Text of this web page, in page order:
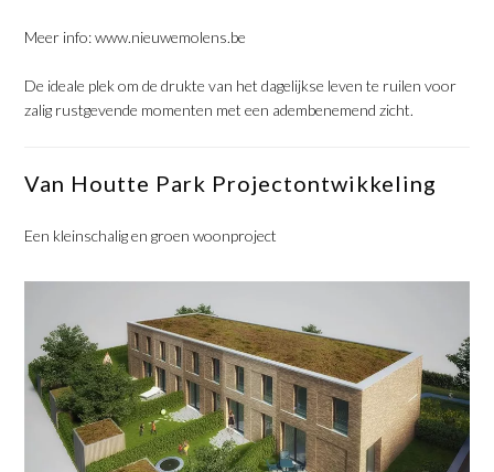
Meer info:www.nieuwemolens.be
De ideale plek om de drukte van het dagelijkse leven te ruilen voor
zalig rustgevende momenten met een adembenemend zicht.
Van Houtte Park Projectontwikkeling
Een kleinschalig en groen woonproject